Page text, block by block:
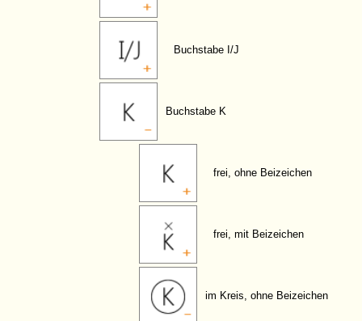
Buchstabe I/J
Buchstabe K
frei, ohne Beizeichen
frei, mit Beizeichen
im Kreis, ohne Beizeichen